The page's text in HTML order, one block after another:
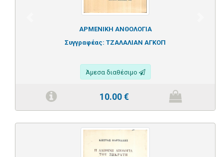
ΑΡΜΕΝΙΚΗ ΑΝΘΟΛΟΓΙΑ
Συγγραφέας: ΤΖΑΛΑΛΙΑΝ ΑΓΚΟΠ
Άμεσα διαθέσιμο
10.00€